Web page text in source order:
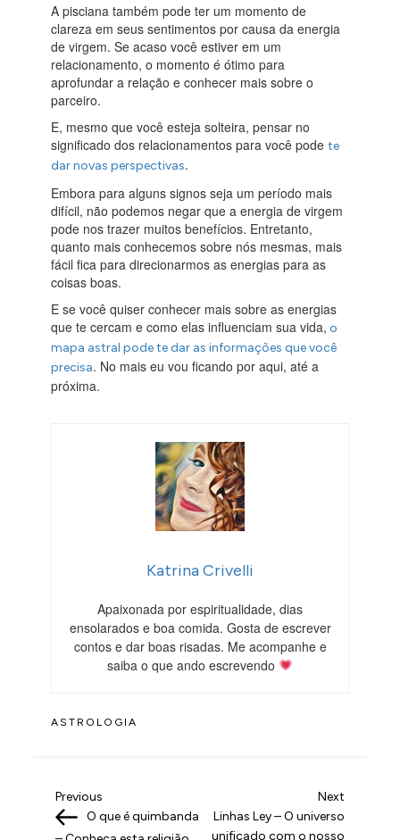
A pisciana também pode ter um momento de
clareza em seus sentimentos por causa da energia
de virgem. Se acaso você estiver em um
relacionamento, o momento é ótimo para
aprofundar a relação e conhecer mais sobre o
parceiro.
E, mesmo que você esteja solteira, pensar no
significado dos relacionamentos para você podete
dar novas perspectivas.
Embora para alguns signos seja um período mais
difícil, não podemos negar que a energia de virgem
pode nos trazer muitos benefícios. Entretanto,
quanto mais conhecemos sobre nós mesmas, mais
fácil fica para direcionarmos as energias para as
coisas boas.
E se você quiser conhecer mais sobre as energias
que te cercam e como elas influenciam sua vida, o
mapa astral pode te dar as informações que você
precisa. No mais eu vou ficando por aqui, até a
próxima.
Katrina Crivelli
Apaixonada por espiritualidade, dias
ensolarados e boa comida. Gosta de escrever
contos e dar boas risadas. Me acompanhe e
saiba o que ando escrevendo
ASTROLOGIA
N
a
Previous
Post
Previous
O que é quimbanda
Next
Post
Next
Linhas Ley – O universo
unificado com o nosso